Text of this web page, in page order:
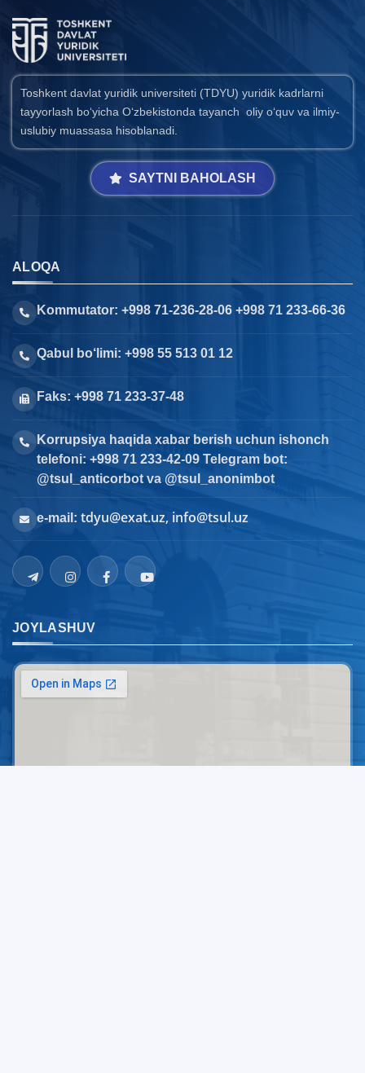
Toshkent davlat yuridik universiteti (TDYU) yuridik kadrlarni
tayyorlash bo‘yicha O‘zbekistonda tayanch oliy o‘quv va ilmiy-
uslubiy muassasa hisoblanadi.
SAYTNI BAHOLASH
ALOQA
Kommutator: +998 71-236-28-06 +998 71 233-66-36
Qabul bo‘limi: +998 55 513 01 12
Faks: +998 71 233-37-48
Korrupsiya haqida xabar berish uchun ishonch
telefoni: +998 71 233-42-09 Telegram bot:
@tsul_anticorbot va @tsul_anonimbot
e-mail: tdyu@exat.uz, info@tsul.uz
JOYLASHUV